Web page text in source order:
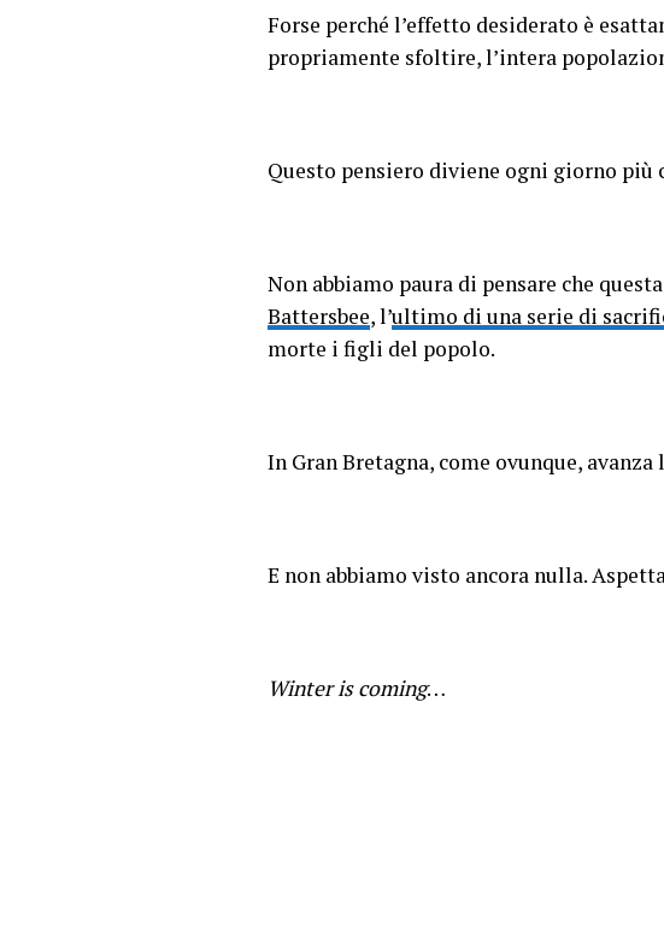
Forse perché l’effetto desiderato è
propriamente sfoltire, l’intera
Questo pensiero diviene ogni giorno più
Non abbiamo paura di pensare che
Battersbee, l’ultimo di una serie di
morte i figli del popolo.
In Gran Bretagna, come ovunque,
E non abbiamo visto ancora nulla.
Winter is coming…